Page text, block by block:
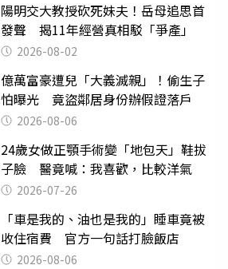
陽明交大教授砍死妹夫！岳母追思首
發聲 揭11年經營真相駁「爭產」
2026-08-02
億萬富豪遭兒「大義滅親」！偷生子
怕曝光 竟盜鄰居身份辦假證落戶
2026-08-06
24歲女做正顎手術變「地包天」鞋拔
子臉 醫竟喊：我喜歡，比較洋氣
2026-07-26
「車是我的、油也是我的」睡車竟被
收住宿費 官方一句話打臉飯店
2026-08-06